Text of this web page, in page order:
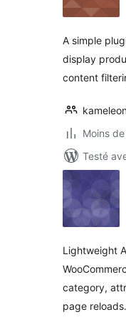
A simple
display
content
Moins
Testé
Lightweight
category,
page reloads.